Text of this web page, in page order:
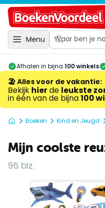
Menu
Afhalen in bijna 100 winkels
🏖️ Alles voor de vakantie:
Bekijk hierde leukste
in één van de bijna100
Boeken Kind en Jeugd
Mijn coolste
96 blz.